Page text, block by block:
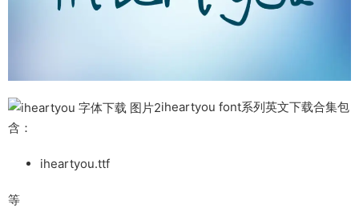
iheartyou font系列英文下载合集包
含：
iheartyou.ttf
等